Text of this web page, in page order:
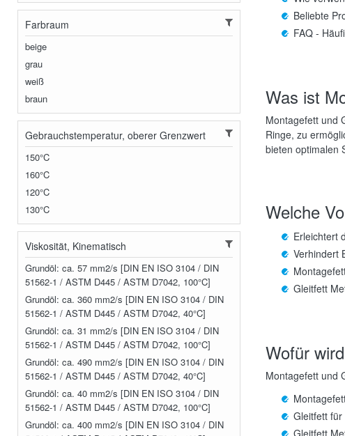
Farbraum
beige
grau
weiß
braun
Gebrauchstemperatur, oberer Grenzwert
150°C
160°C
120°C
130°C
Viskosität, Kinematisch
Grundöl: ca. 57 mm2/s [DIN EN ISO 3104 / DIN
51562-1 / ASTM D445 / ASTM D7042, 100°C]
Grundöl: ca. 360 mm2/s [DIN EN ISO 3104 / DIN
51562-1 / ASTM D445 / ASTM D7042, 40°C]
Grundöl: ca. 31 mm2/s [DIN EN ISO 3104 / DIN
51562-1 / ASTM D445 / ASTM D7042, 100°C]
Grundöl: ca. 490 mm2/s [DIN EN ISO 3104 / DIN
51562-1 / ASTM D445 / ASTM D7042, 40°C]
Grundöl: ca. 40 mm2/s [DIN EN ISO 3104 / DIN
51562-1 / ASTM D445 / ASTM D7042, 100°C]
Grundöl: ca. 400 mm2/s [DIN EN ISO 3104 / DIN
Beliebte
FAQ -
Was ist
Montagefett und
Ringe, zu
bieten optimalen
Welche
Erleichtert
Verhindert
Gleitfett
Wofür
Montagefett und
Gleitfett für
Gleitfett